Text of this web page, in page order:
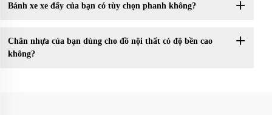
Bánh xe xe đẩy của bạn có tùy chọn phanh không?
Chân nhựa của bạn dùng cho đồ nội thất có độ bền cao
không?